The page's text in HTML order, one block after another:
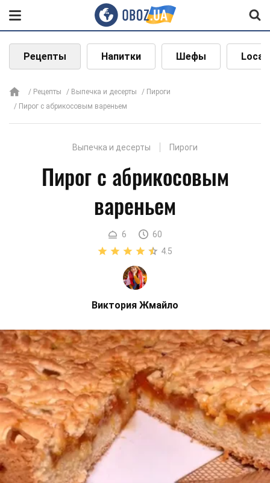
Рецепты Напитки Шефы Local
Рецепты Выпечка и десерты
Пироги
Пирог с абрикосовым вареньем
Выпечка и десерты Пироги
Пирог с абрикосовым
вареньем
6
60
4.5
Виктория Жмайло